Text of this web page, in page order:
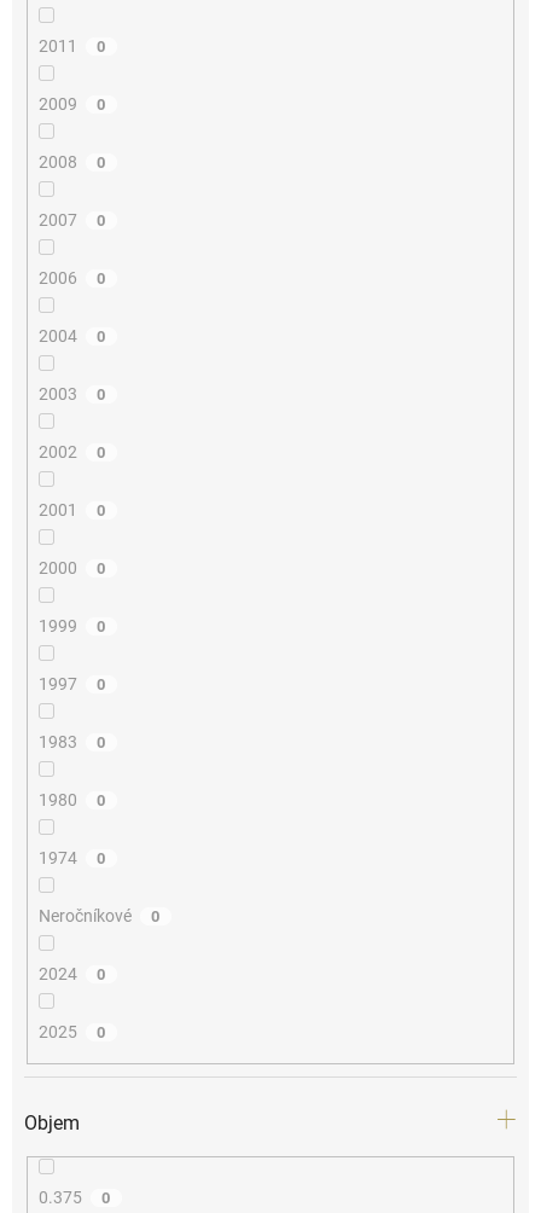
2011 0
2009 0
2008 0
2007 0
2006 0
2004 0
2003 0
2002 0
2001 0
2000 0
1999 0
1997 0
1983 0
1980 0
1974 0
Neročníkové 0
2024 0
2025 0
Objem
0.375 0